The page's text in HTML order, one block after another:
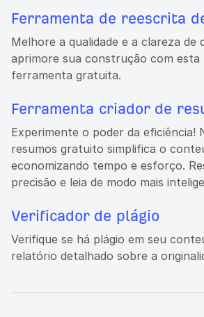
Ferramenta de reescrita
Melhore a qualidade e a clareza de
aprimore sua construção com esta
ferramenta gratuita.
Ferramenta criador de
Experimente o poder da eficiência!
resumos gratuito simplifica o
economizando tempo e esforço.
precisão e leia de modo mais
Verificador de plágio
Verifique se há plágio em seu
relatório detalhado sobre a